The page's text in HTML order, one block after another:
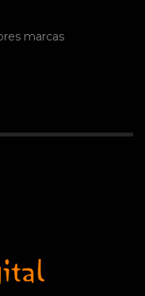
marcas